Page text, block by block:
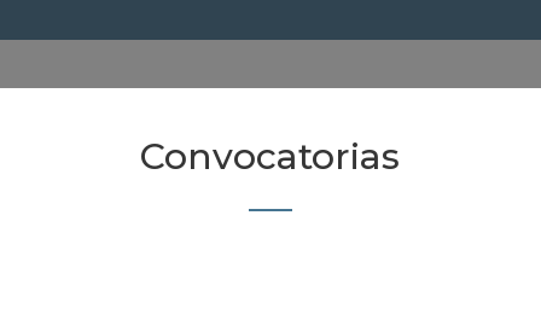
Convocatorias